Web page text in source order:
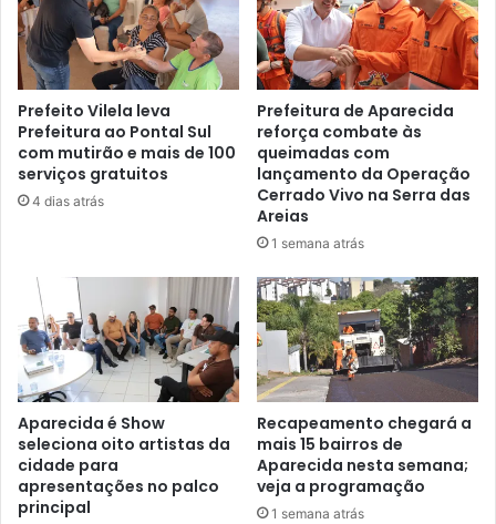
Prefeito Vilela leva
Prefeitura ao Pontal Sul
com mutirão e mais de 100
serviços gratuitos
4 dias atrás
Prefeitura de Aparecida
reforça combate às
queimadas com
lançamento da Operação
Cerrado Vivo na Serra das
Areias
1 semana atrás
Aparecida é Show
seleciona oito artistas da
cidade para
apresentações no palco
principal
Recapeamento chegará a
mais 15 bairros de
Aparecida nesta semana;
veja a programação
1 semana atrás